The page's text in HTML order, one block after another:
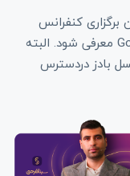
برگزاری کنفرانس
توسعه دهندگان گوگل موسوم به Google I/O معرفی شود. البته
بادز دردسترس